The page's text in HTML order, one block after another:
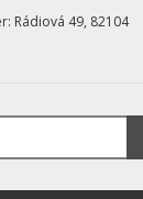
Rádiová 49, 82104